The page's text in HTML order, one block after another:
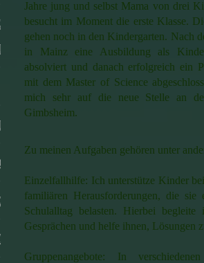
UND
Jahre jung und selbst Mama von drei
besucht im Moment die erste Klasse.
gehen noch in den Kindergarten. Nach
in Mainz eine Ausbildung als
absolviert und danach erfolgreich ein
mit dem Master of Science
mich sehr auf die neue Stelle an
Gimbsheim.
Zu meinen Aufgaben gehören unter
Einzelfallhilfe: Ich unterstütze Kinder
familiären Herausforderungen, die sie
Schulalltag belasten. Hierbei
Gesprächen und helfe ihnen, Lösungen
Gruppenangebote: In